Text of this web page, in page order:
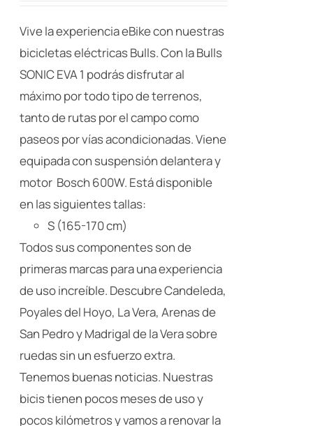
elegir
en
la
página
de
producto
Vive la experiencia eBike con nuestras
bicicletas eléctricas Bulls. Con la Bulls
SONIC EVA 1 podrás disfrutar al
máximo por todo tipo de terrenos,
tanto de rutas por el campo como
paseos por vías acondicionadas. Viene
equipada con suspensión delantera y
motor Bosch 600W. Está disponible
en las siguientes tallas:
S (165-170 cm)
Todos sus componentes son de
primeras marcas para una experiencia
de uso increíble. Descubre Candeleda,
Poyales del Hoyo, La Vera, Arenas de
San Pedro y Madrigal de la Vera sobre
ruedas sin un esfuerzo extra.
Tenemos buenas noticias. Nuestras
bicis tienen pocos meses de uso y
pocos kilómetros y vamos a renovar la